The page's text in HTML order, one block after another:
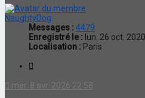
NaughtyDog
Messages : 4479
Enregistré le : lun. 26 oct.
Localisation : Paris
mer. 8 avr. 2026 22:58